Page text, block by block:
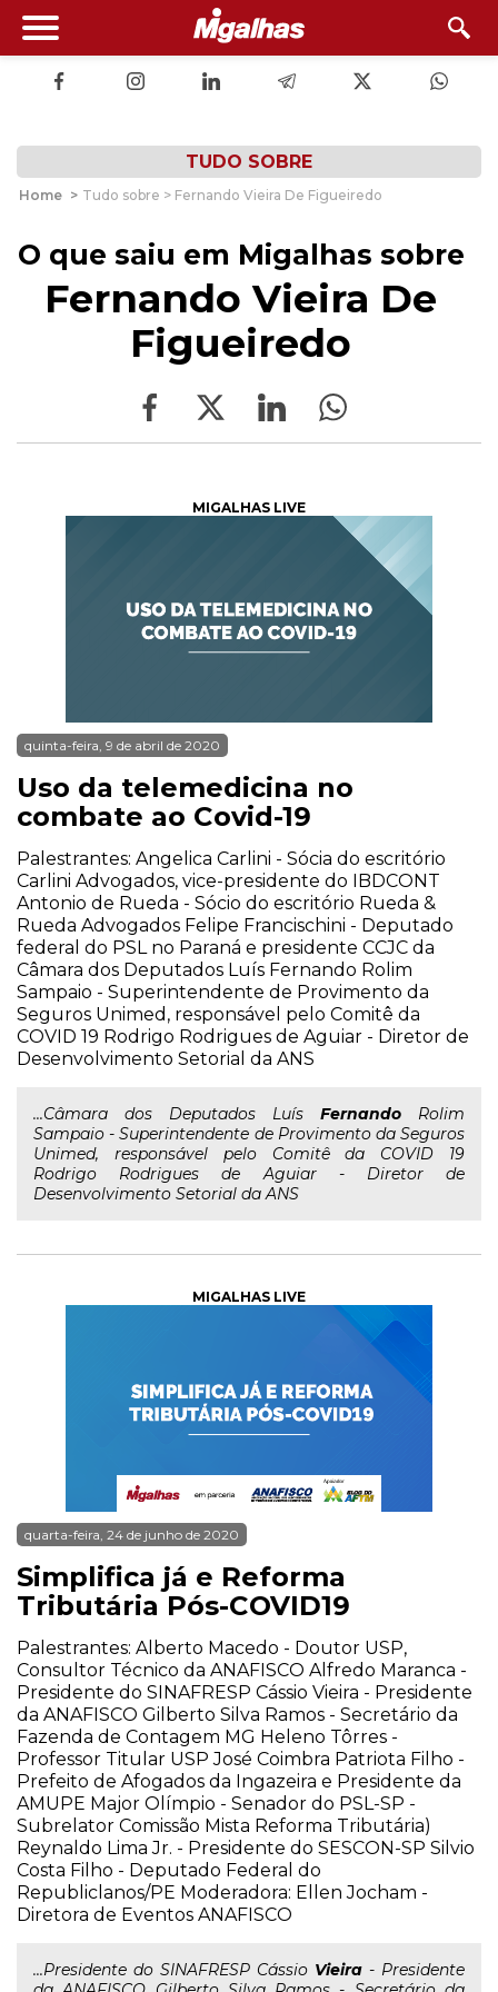
TUDO SOBRE
Home > Tudo sobre > Fernando Vieira De Figueiredo
O que saiu em Migalhas sobre
Fernando Vieira De
Figueiredo
MIGALHAS LIVE
quinta-feira, 9 de abril de 2020
Uso da telemedicina no
combate ao Covid-19
Palestrantes: Angelica Carlini - Sócia do escritório
Carlini Advogados, vice-presidente do IBDCONT
Antonio de Rueda - Sócio do escritório Rueda &
Rueda Advogados Felipe Francischini - Deputado
federal do PSL no Paraná e presidente CCJC da
Câmara dos Deputados Luís Fernando Rolim
Sampaio - Superintendente de Provimento da
Seguros Unimed, responsável pelo Comitê da
COVID 19 Rodrigo Rodrigues de Aguiar - Diretor de
Desenvolvimento Setorial da ANS
...Câmara dos Deputados Luís Fernando Rolim
Sampaio - Superintendente de Provimento da Seguros
Unimed, responsável pelo Comitê da COVID 19
Rodrigo Rodrigues de Aguiar - Diretor de
Desenvolvimento Setorial da ANS
MIGALHAS LIVE
quarta-feira, 24 de junho de 2020
Simplifica já e Reforma
Tributária Pós-COVID19
Palestrantes: Alberto Macedo - Doutor USP,
Consultor Técnico da ANAFISCO Alfredo Maranca -
Presidente do SINAFRESP Cássio Vieira - Presidente
da ANAFISCO Gilberto Silva Ramos - Secretário da
Fazenda de Contagem MG Heleno Tôrres -
Professor Titular USP José Coimbra Patriota Filho -
Prefeito de Afogados da Ingazeira e Presidente da
AMUPE Major Olímpio - Senador do PSL-SP -
Subrelator Comissão Mista Reforma Tributária)
Reynaldo Lima Jr. - Presidente do SESCON-SP Silvio
Costa Filho - Deputado Federal do
Republiclanos/PE Moderadora: Ellen Jocham -
Diretora de Eventos ANAFISCO
...Presidente do SINAFRESP Cássio Vieira - Presidente